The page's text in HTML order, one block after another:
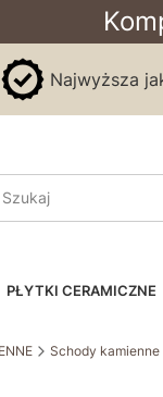
Najwyższa
PŁYTKI CERAMICZNE
Schody kamienne